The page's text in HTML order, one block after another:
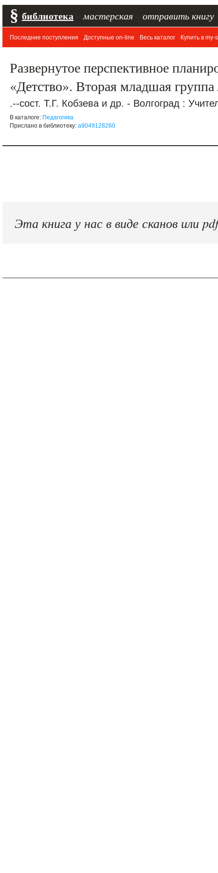
§ библиотека мастерская отправить книгу
Последние поступления Доступные on-line Весь каталог Купить в my-
Развернутое перспективное
«Детство». Вторая младшая группа
.--сост. Т.Г. Кобзева и др. - Волгоград :
В каталоге: Педагогика
Прислано в библиотеку: a9049128260
Эта книга у нас в виде сканов или